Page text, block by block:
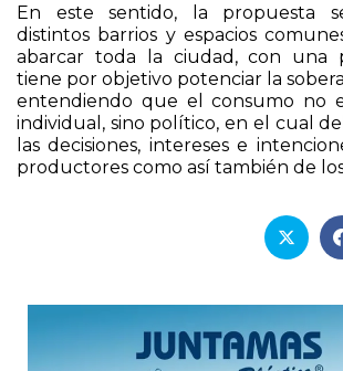
En este sentido, la propuesta
distintos barrios y espacios
abarcar toda la ciudad, con una
tiene por objetivo potenciar la
entendiendo que el consumo no
individual, sino político, en el cual
las decisiones, intereses e
productores como así también de